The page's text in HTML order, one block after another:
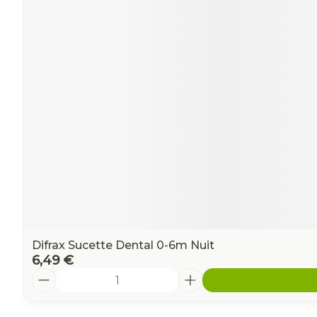
Difrax Sucette Dental 0-6m Nuit
6,49 €